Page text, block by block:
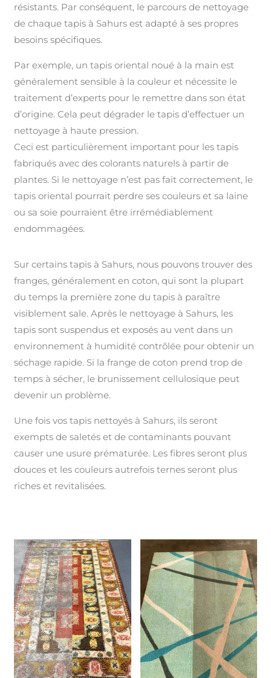
résistants. Par conséquent, le parcours de nettoyage
de chaque tapis à Sahurs est adapté à ses propres
besoins spécifiques.
Par exemple, un tapis oriental noué à la main est
généralement sensible à la couleur et nécessite le
traitement d’experts pour le remettre dans son état
d’origine. Cela peut dégrader le tapis d’effectuer un
nettoyage à haute pression.
Ceci est particulièrement important pour les tapis
fabriqués avec des colorants naturels à partir de
plantes. Si le nettoyage n’est pas fait correctement, le
tapis oriental pourrait perdre ses couleurs et sa laine
ou sa soie pourraient être irrémédiablement
endommagées.
Sur certains tapis à Sahurs, nous pouvons trouver des
franges, généralement en coton, qui sont la plupart
du temps la première zone du tapis à paraître
visiblement sale. Après le nettoyage à Sahurs, les
tapis sont suspendus et exposés au vent dans un
environnement à humidité contrôlée pour obtenir un
séchage rapide. Si la frange de coton prend trop de
temps à sécher, le brunissement cellulosique peut
devenir un problème.
Une fois vos tapis nettoyés à Sahurs, ils seront
exempts de saletés et de contaminants pouvant
causer une usure prématurée. Les fibres seront plus
douces et les couleurs autrefois ternes seront plus
riches et revitalisées.